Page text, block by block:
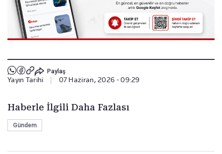
Paylaş
Yayın Tarihi 07 Haziran, 2026 - 09:29
Haberle İlgili Daha Fazlası
Gündem